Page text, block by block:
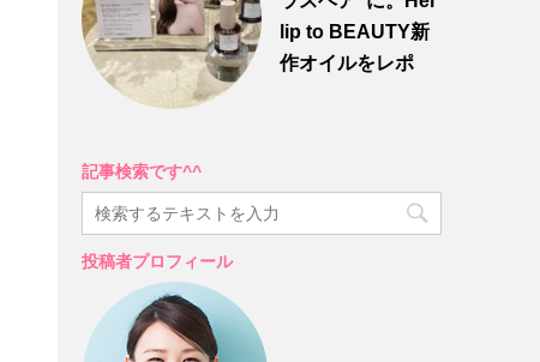
lip to BEAUTY新
作オイルをレポ
記事検索です^^
投稿者プロフィール